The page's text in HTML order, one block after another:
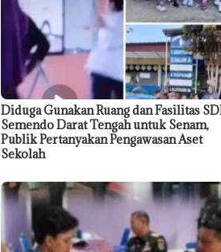
Diduga Gunakan Ruang dan Fasilitas
Semendo Darat Tengah untuk Senam,
Publik Pertanyakan Pengawasan Aset
Sekolah